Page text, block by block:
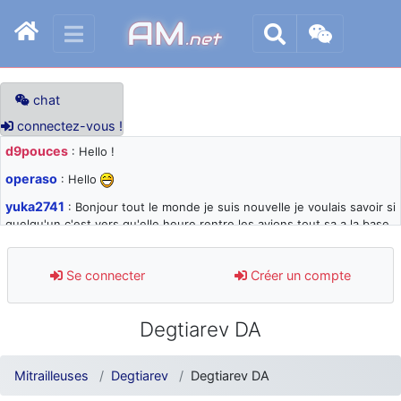
AM.net
chat
connectez-vous !
d9pouces : Hello !
operaso : Hello
yuka2741 : Bonjour tout le monde je suis nouvelle je voulais savoir si
quelqu'un c'est vers qu'elle heure rentre les avions tout sa a la base
d9pouces: désolé pour les quelques blocages du site ces derniers
jours : je teste des méthodes contre le spam et les bots trop nocifs
: Super, la nouvelle bannière
d9pouces
: je suis un avion@,._,+ > lesquels ? je ne suis pas sûr de
comprendre
Se connecter Créer un compte
Degtiarev DA
Mitrailleuses Degtiarev Degtiarev DA